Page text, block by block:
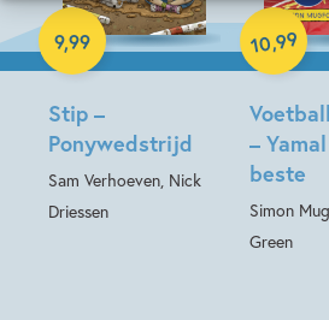
Stip –
Ponywedstrijd
Sam Verhoeven, Nick
Driessen
9,99
Hardcover
–
beste
Simon
Green
10,99
Hardcover